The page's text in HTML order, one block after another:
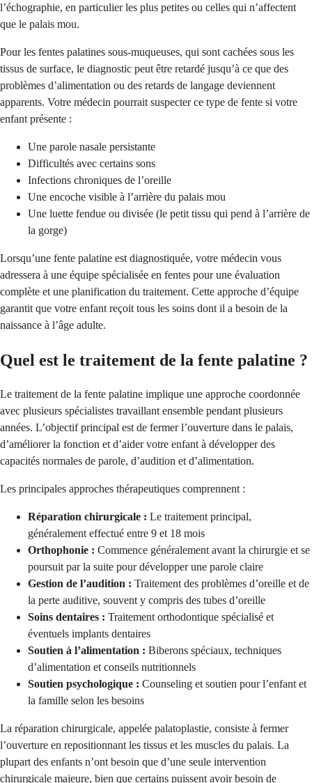
l’échographie, en particulier les plus petites ou celles qui n’affectent
que le palais mou.
Pour les fentes palatines sous-muqueuses, qui sont cachées sous les
tissus de surface, le diagnostic peut être retardé jusqu’à ce que des
problèmes d’alimentation ou des retards de langage deviennent
apparents. Votre médecin pourrait suspecter ce type de fente si votre
enfant présente :
Une parole nasale persistante
Difficultés avec certains sons
Infections chroniques de l’oreille
Une encoche visible à l’arrière du palais mou
Une luette fendue ou divisée (le petit tissu qui pend à l’arrière de
la gorge)
Lorsqu’une fente palatine est diagnostiquée, votre médecin vous
adressera à une équipe spécialisée en fentes pour une évaluation
complète et une planification du traitement. Cette approche d’équipe
garantit que votre enfant reçoit tous les soins dont il a besoin de la
naissance à l’âge adulte.
Quel est le traitement de la fente palatine ?
Le traitement de la fente palatine implique une approche coordonnée
avec plusieurs spécialistes travaillant ensemble pendant plusieurs
années. L’objectif principal est de fermer l’ouverture dans le palais,
d’améliorer la fonction et d’aider votre enfant à développer des
capacités normales de parole, d’audition et d’alimentation.
Les principales approches thérapeutiques comprennent :
Réparation chirurgicale : Le traitement principal,
généralement effectué entre 9 et 18 mois
Orthophonie : Commence généralement avant la chirurgie et se
poursuit par la suite pour développer une parole claire
Gestion de l’audition : Traitement des problèmes d’oreille et de
la perte auditive, souvent y compris des tubes d’oreille
Soins dentaires : Traitement orthodontique spécialisé et
éventuels implants dentaires
Soutien à l’alimentation : Biberons spéciaux, techniques
d’alimentation et conseils nutritionnels
Soutien psychologique : Counseling et soutien pour l’enfant et
la famille selon les besoins
La réparation chirurgicale, appelée palatoplastie, consiste à fermer
l’ouverture en repositionnant les tissus et les muscles du palais. La
plupart des enfants n’ont besoin que d’une seule intervention
chirurgicale majeure, bien que certains puissent avoir besoin de